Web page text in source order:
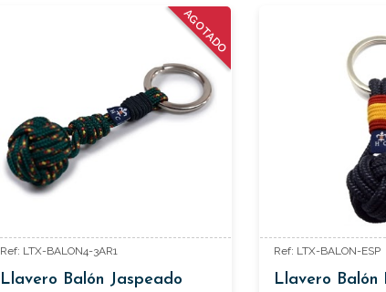
AGOTADO
Ref: LTX-BALON4-3AR1
Llavero Balón Jaspeado
Ref: LTX-BALON-ESP
Llavero Balón